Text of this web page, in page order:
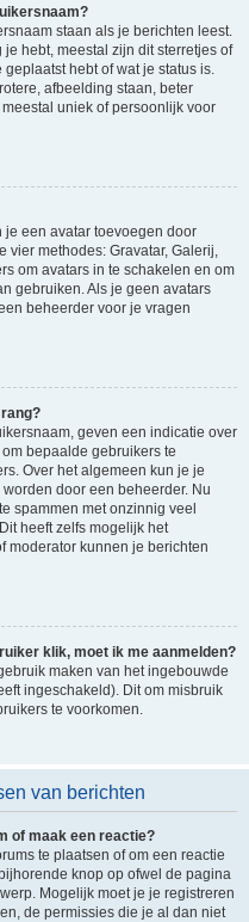
staan als je berichten leest.
hebt, meestal zijn dit sterretjes of
hebt of wat je status is.
afbeelding staan, beter
uniek of persoonlijk voor
je een avatar toevoegen door
vier methodes: Gravatar, Galerij,
om avatars in te schakelen en om
gebruiken. Als je geen avatars
beheerder voor je vragen
geven een indicatie over
bepaalde gebruikers te
Over het algemeen kun je je
door een beheerder. Nu
spammen met onzinnig veel
heeft zelfs mogelijk het
moderator kunnen je berichten
klik, moet ik me aanmelden?
maken van het ingebouwde
ingeschakeld). Dit om misbruik
te voorkomen.
van berichten
of maak een reactie?
te plaatsen of om een reactie
knop op ofwel de pagina
Mogelijk moet je je registreren
de permissies die je al dan niet